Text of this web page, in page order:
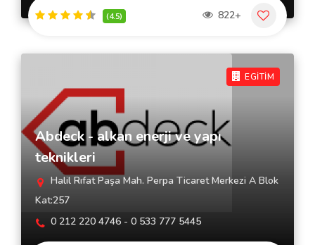
(4.5) 822+
EGİTİM
Abdeck - alkan enerji ve yapı
teknikleri
Halil Rıfat Paşa Mah. Perpa Ticaret Merkezi A Blok
Kat:257
0 212 220 4746 - 0 533 777 5445